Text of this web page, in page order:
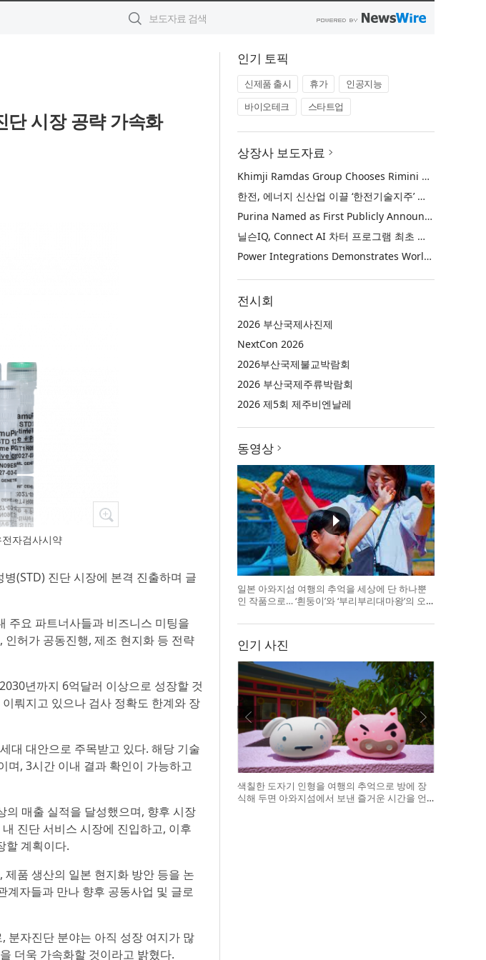
단 시장 공략 가속화
자검사시약
(STD) 진단 시장에 본격 진출하며 글
주요 파트너사들과 비즈니스 미팅을
허가 공동진행, 제조 현지화 등 전략
년까지 6억달러 이상으로 성장할 것
뤄지고 있으나 검사 정확도 한계와 장
대 대안으로 주목받고 있다. 해당 기술
며, 3시간 이내 결과 확인이 가능하고
매출 실적을 달성했으며, 향후 시장
진단 서비스 시장에 진입하고, 이후
할 계획이다.
품 생산의 일본 현지화 방안 등을 논
계자들과 만나 향후 공동사업 및 글로
분자진단 분야는 아직 성장 여지가 많
더욱 가속화할 것이라고 밝혔다.
인기 토픽
신제품 출시 휴가
인공지능
바이오테크
스타트업
상장사 보도자료
Khimji Ramdas Group Chooses Rimini Street to Reduce SAP Support Costs, Protect 700+ Customizations and Reinvest Savings in Innovation
한전, 에너지 신산업 이끌 ‘한전기술지주’ 공식 출범
Purina Named as First Publicly Announced NIQ ConnectAI Charter Client
닐슨IQ, Connect AI 차터 프로그램 최초 고객사 ‘퓨리나’ 선정
Power Integrations Demonstrates World’s First 2200 V GaN Technology for Next-Era High-Voltage Power Systems
전시회
2026 부산국제사진제
NextCon 2026
2026부산국제불교박람회
2026 부산국제주류박람회
2026 제5회 제주비엔날레
동영상
일본 아와지섬 여행의 추억을 세상에 단 하나뿐
인 작품으로… ‘흰둥이’와 ‘부리부리대마왕’의 오
인기 사진
색칠한 도자기 인형을 여행의 추억으로 방에 장
식해 두면 아와지섬에서 보낸 즐거운 시간을 언